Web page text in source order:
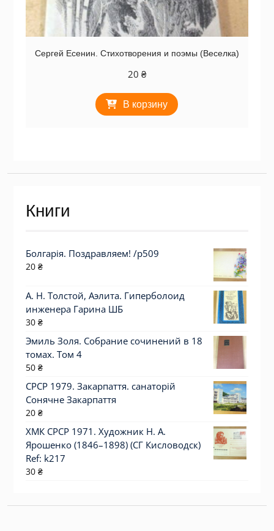
Сергей Есенин. Стихотворения и поэмы (Веселка)
20 ₴
В корзину
Книги
Болгарія. Поздравляем! /р509
20 ₴
А. Н. Толстой, Аэлита. Гиперболоид
инженера Гарина ШБ
30 ₴
Эмиль Золя. Собрание сочинений в 18
томах. Том 4
50 ₴
СРСР 1979. Закарпаття. санаторій
Сонячне Закарпаття
20 ₴
ХМК СРСР 1971. Художник Н. А.
Ярошенко (1846–1898) (СГ Кисловодск)
Ref: k217
30 ₴